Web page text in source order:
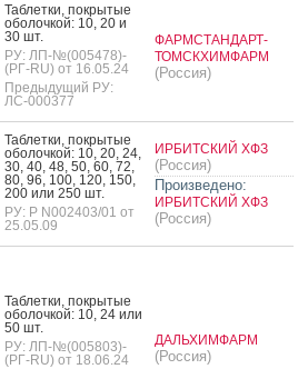
Таб­летки, пок­ры­тые
обо­лоч­кой: 10, 20 и
30 шт.
РУ: ЛП-№(005478)-
(РГ-RU) от 16.05.24
Предыдущий РУ:
ЛС-000377
ФАРМСТАНДАРТ-
ТОМСКХИМФАРМ
(Россия)
Таб­летки, пок­ры­тые
обо­лоч­кой: 10, 20, 24,
30, 40, 48, 50, 60, 72,
80, 96, 100, 120, 150,
200 или 250 шт.
РУ: Р N002403/01 от
25.05.09
ИРБИТСКИЙ ХФЗ
(Россия)
Произведено:
ИРБИТСКИЙ ХФЗ
(Россия)
Таб­летки, пок­ры­тые
обо­лоч­кой: 10, 24 или
50 шт.
РУ: ЛП-№(005803)-
(РГ-RU) от 18.06.24
ДАЛЬХИМФАРМ
(Россия)